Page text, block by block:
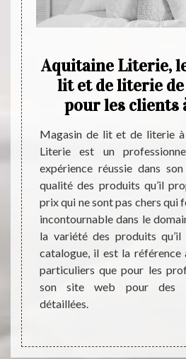
la
très
vous
Aquitaine Literie,
lit et de literie
pour les clients
Magasin de lit et de literie à
Literie est un
expérience réussie dans
qualité des produits qu’il
prix qui ne sont pas chers qui
incontournable dans le
la variété des produits
catalogue, il est la référence
particuliers que pour les
son site web pour des
détaillées.